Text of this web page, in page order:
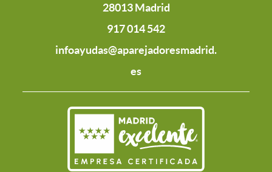
28013 Madrid
917 014 542
infoayudas@aparejadoresmadrid.
es